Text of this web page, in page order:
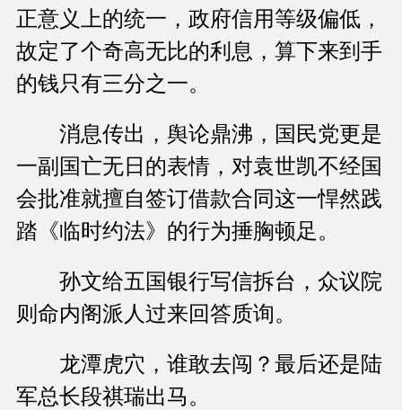
正意义上的统一，政府信用等级偏低，
故定了个奇高无比的利息，算下来到手
的钱只有三分之一。
消息传出，舆论鼎沸，国民党更是
一副国亡无日的表情，对袁世凯不经国
会批准就擅自签订借款合同这一悍然践
踏《临时约法》的行为捶胸顿足。
孙文给五国银行写信拆台，众议院
则命内阁派人过来回答质询。
龙潭虎穴，谁敢去闯？最后还是陆
军总长段祺瑞出马。